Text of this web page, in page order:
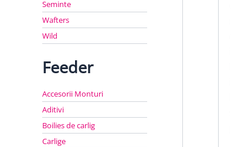
Seminte
Wafters
Wild
Feeder
Accesorii Monturi
Aditivi
Boilies de carlig
Carlige